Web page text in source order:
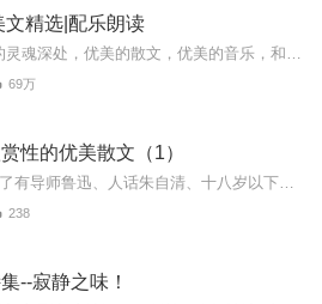
文精选|配乐朗读
69万
性的优美散文（1）
238
--寂静之味！